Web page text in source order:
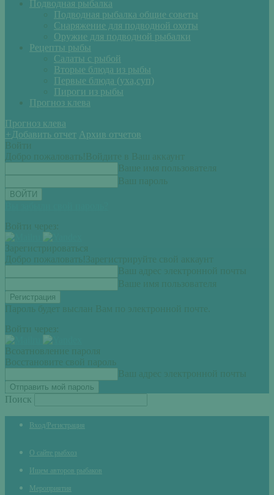
Подводная рыбалка
Подводная рыбалка общие советы
Снаряжение для подводной охоты
Оружие для подводной рыбалки
Рецепты рыбы
Салаты с рыбой
Вторые блюда из рыбы
Первые блюда (уха,суп)
Пироги из рыбы
Прогноз клева
Прогноз клева
+ Добавить отчет Архив отчетов
Войти
Добро пожаловать! Войдите в Ваш аккаунт
Ваше имя пользователя
Ваш пароль
Войти через:
Зарегистрироваться
Добро пожаловать! Зарегистрируйте свой аккаунт
Ваш адрес электронной почты
Ваше имя пользователя
Пароль будет выслан Вам по электронной почте.
Войти через:
Всоатновление пароля
Восстановите свой пароль
Ваш адрес электронной почты
Поиск
Вход/Регистрация
О сайте рыбхоз
Ищем авторов рыбаков
Мероприятия